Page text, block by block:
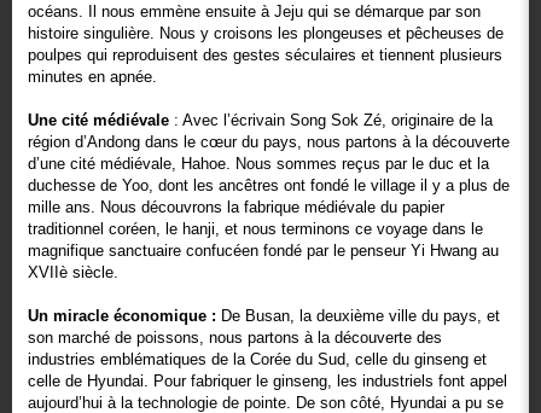
océans. Il nous emmène ensuite à Jeju qui se démarque par son
histoire singulière. Nous y croisons les plongeuses et pêcheuses de
poulpes qui reproduisent des gestes séculaires et tiennent plusieurs
minutes en apnée.
Une cité médiévale: Avec l’écrivain Song Sok Zé, originaire de la
région d’Andong dans le cœur du pays, nous partons à la découverte
d’une cité médiévale, Hahoe. Nous sommes reçus par le duc et la
duchesse de Yoo, dont les ancêtres ont fondé le village il y a plus de
mille ans. Nous découvrons la fabrique médiévale du papier
traditionnel coréen, le hanji, et nous terminons ce voyage dans le
magnifique sanctuaire confucéen fondé par le penseur Yi Hwang au
XVIIè siècle.
Un miracle économique : De Busan, la deuxième ville du pays, et
son marché de poissons, nous partons à la découverte des
industries emblématiques de la Corée du Sud, celle du ginseng et
celle de Hyundai. Pour fabriquer le ginseng, les industriels font appel
aujourd’hui à la technologie de pointe. De son côté, Hyundai a pu se